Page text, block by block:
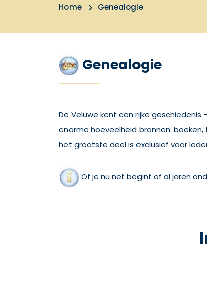
Home Genealogie
Genealogie
De Veluwe kent een rijke
enorme hoeveelheid bronnen:
het grootste deel is exclusief voor
Of je nu net begint of al jaren